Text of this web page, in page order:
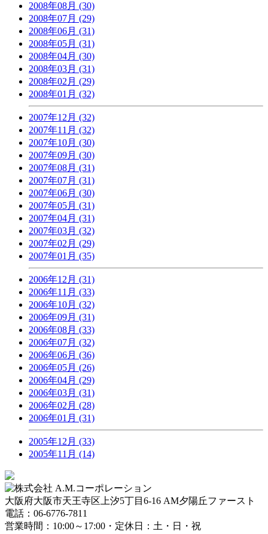
2008年08月 (30)
2008年07月 (29)
2008年06月 (31)
2008年05月 (31)
2008年04月 (30)
2008年03月 (31)
2008年02月 (29)
2008年01月 (32)
2007年12月 (32)
2007年11月 (32)
2007年10月 (30)
2007年09月 (30)
2007年08月 (31)
2007年07月 (31)
2007年06月 (30)
2007年05月 (31)
2007年04月 (31)
2007年03月 (32)
2007年02月 (29)
2007年01月 (35)
2006年12月 (31)
2006年11月 (33)
2006年10月 (32)
2006年09月 (31)
2006年08月 (33)
2006年07月 (32)
2006年06月 (36)
2006年05月 (26)
2006年04月 (29)
2006年03月 (31)
2006年02月 (28)
2006年01月 (31)
2005年12月 (33)
2005年11月 (14)
大阪府大阪市天王寺区上汐5丁目6-16 AM夕陽丘ファースト
電話：06-6776-7811
営業時間：10:00～17:00・定休日：土・日・祝